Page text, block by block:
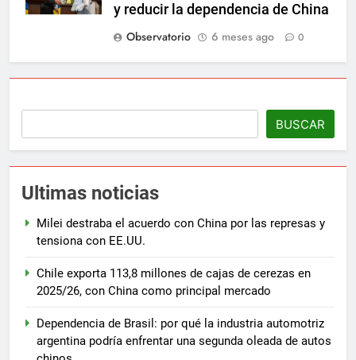
y reducir la dependencia de China
Observatorio
6 meses ago 0
BUSCAR
Ultimas noticias
Milei destraba el acuerdo con China por las represas y
tensiona con EE.UU.
Chile exporta 113,8 millones de cajas de cerezas en
2025/26, con China como principal mercado
Dependencia de Brasil: por qué la industria automotriz
argentina podría enfrentar una segunda oleada de autos